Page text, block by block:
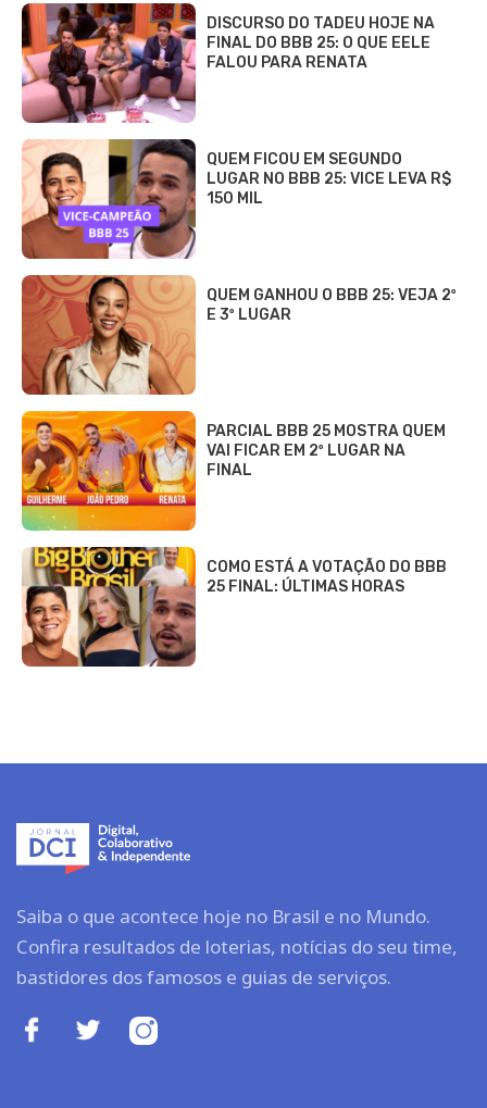
DISCURSO DO TADEU HOJE NA
FINAL DO BBB 25: O QUE EELE
FALOU PARA RENATA
QUEM FICOU EM SEGUNDO
LUGAR NO BBB 25: VICE LEVA R$
150 MIL
QUEM GANHOU O BBB 25: VEJA 2º
E 3º LUGAR
PARCIAL BBB 25 MOSTRA QUEM
VAI FICAR EM 2º LUGAR NA
FINAL
COMO ESTÁ A VOTAÇÃO DO BBB
25 FINAL: ÚLTIMAS HORAS
Saiba o que acontece hoje no Brasil e no Mundo.
Confira resultados de loterias, notícias do seu time,
bastidores dos famosos e guias de serviços.